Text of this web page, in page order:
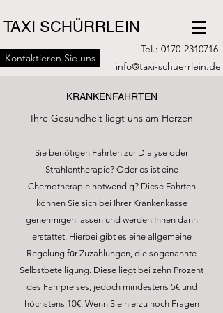
TAXI SCHÜRRLEIN
info@taxi-schuerrlein.de
Tel.: 0170-2310716
Kontaktieren Sie uns
KRANKENFAHRTEN
Ihre Gesundheit liegt uns am Herzen
Sie benötigen Fahrten zur Dialyse oder
Strahlentherapie? Oder es ist eine
Chemotherapie notwendig? Diese Fahrten
können Sie sich bei Ihrer Krankenkasse
genehmigen lassen und werden Ihnen dann
erstattet. Hierbei gibt es eine allgemeine
Regelung für Zuzahlungen, die sogenannte
Selbstbeteiligung. Diese liegt bei zehn Prozent
des Fahrpreises, jedoch mindestens 5€ und
höchstens 10€. Wenn Sie hierzu noch Fragen